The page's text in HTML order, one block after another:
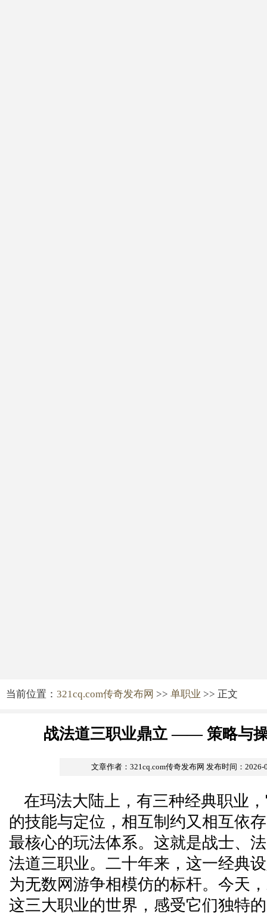
当前位置： 321cq.com传奇发布网 >> 单职业 >> 正文
战法道三职业鼎立 —— 策略与
文章作者：321cq.com传奇发布网 发布时间：2026-
在玛法大陆上，有三种经典职业
的技能与定位，相互制约又相互依
最核心的玩法体系。这就是战士、
法道三职业。二十年来，这一经典
为无数网游争相模仿的标杆。今天
这三大职业的世界，感受它们独特